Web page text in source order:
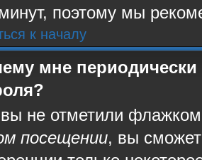
поэтому мы
к началу
мне
не отметили
посещении, вы